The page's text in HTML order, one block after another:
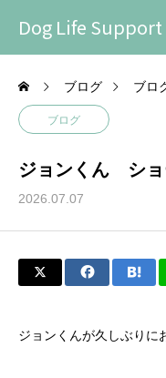
Dog Life Support
ブログ ブロ
ブログ
ジョンくん ショ
2026.07.07
ジョンくんが久しぶりに